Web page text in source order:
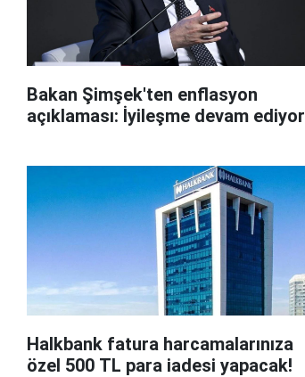
Bakan Şimşek'ten enflasyon
açıklaması: İyileşme devam ediyor
Halkbank fatura harcamalarınıza
özel 500 TL para iadesi yapacak!